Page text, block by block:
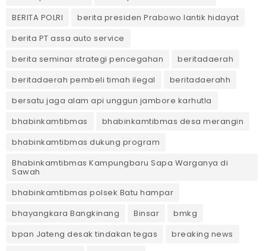
BERITA POLRI
berita presiden Prabowo lantik hidayat
berita PT assa auto service
berita seminar strategi pencegahan
beritadaerah
beritadaerah pembeli timah ilegal
beritadaerahh
bersatu jaga alam api unggun jambore karhutla
bhabinkamtibmas
bhabinkamtibmas desa merangin
bhabinkamtibmas dukung program
Bhabinkamtibmas Kampungbaru Sapa Warganya di
Sawah
bhabinkamtibmas polsek Batu hampar
bhayangkara Bangkinang
Binsar
bmkg
bpan Jateng desak tindakan tegas
breaking news